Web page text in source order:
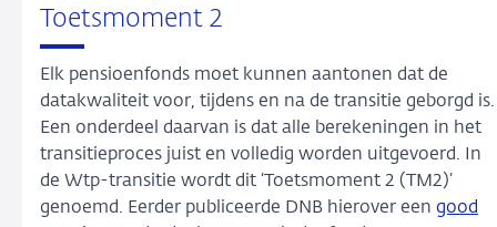
Toetsmoment 2
Elk pensioenfonds moet kunnen aantonen dat de
datakwaliteit voor, tijdens en na de transitie geborgd is.
Een onderdeel daarvan is dat alle berekeningen in het
transitieproces juist en volledig worden uitgevoerd. In
de Wtp-transitie wordt dit ‘Toetsmoment 2 (TM2)’
genoemd. Eerder publiceerde DNB hierover een good